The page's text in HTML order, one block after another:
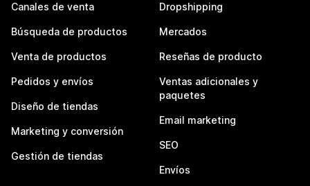
Canales de venta
Búsqueda de productos
Venta de productos
Pedidos y envíos
Diseño de tiendas
Marketing y conversión
Gestión de tiendas
Dropshipping
Mercados
Reseñas de producto
Ventas adicionales y
paquetes
Email marketing
SEO
Envíos